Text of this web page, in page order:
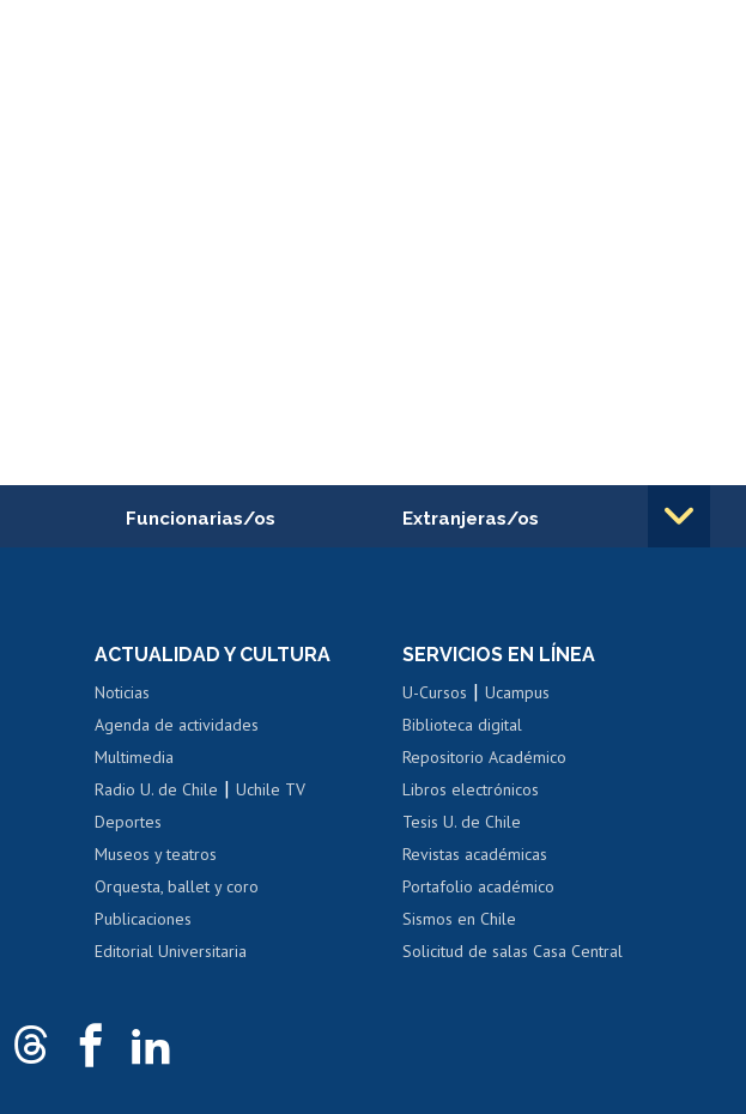
Funcionarias/os
Portal de movilidad interna
Certificado de renta
Certificado de renta
Extranjeras/os
Cursos de español
Acoso laboral, sexual y violencia Denuncias administrativas
ACTUALIDAD Y CULTURA
Noticias
Agenda de actividades
Multimedia
Radio U. de Chile |Uchile TV
Deportes
Museos y teatros
Orquesta, ballet y coro
Publicaciones
Editorial Universitaria
SERVICIOS EN LÍNEA
U-Cursos |Ucampus
Biblioteca digital
Repositorio Académico
Libros electrónicos
Tesis U. de Chile
Revistas académicas
Portafolio académico
Sismos en Chile
Solicitud de salas Casa Central